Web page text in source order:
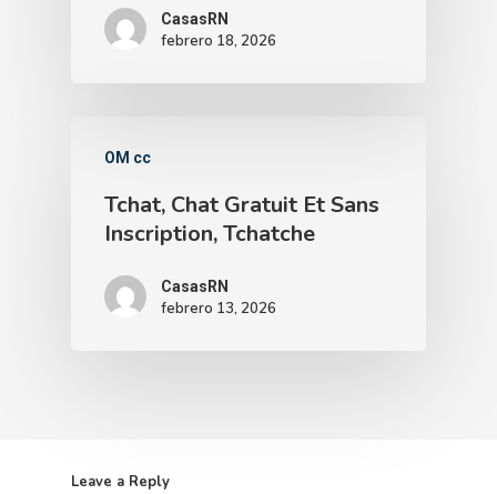
CasasRN
febrero 18, 2026
OM cc
Tchat, Chat Gratuit Et Sans
Inscription, Tchatche
CasasRN
febrero 13, 2026
Leave a Reply